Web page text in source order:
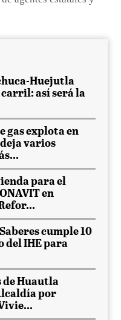
Huejutla
así será la
gas explota en
varios
para el
en
cumple 10
del IHE para
de Huautla
por